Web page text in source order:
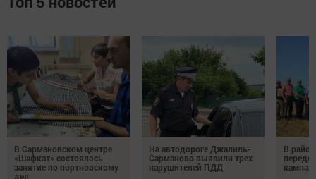
В Сармановском центре
«Шафкат» состоялось
занятие по портновскому
дел
На автодороге Джалиль-
Сарманово выявили трех
нарушителей ПДД
В